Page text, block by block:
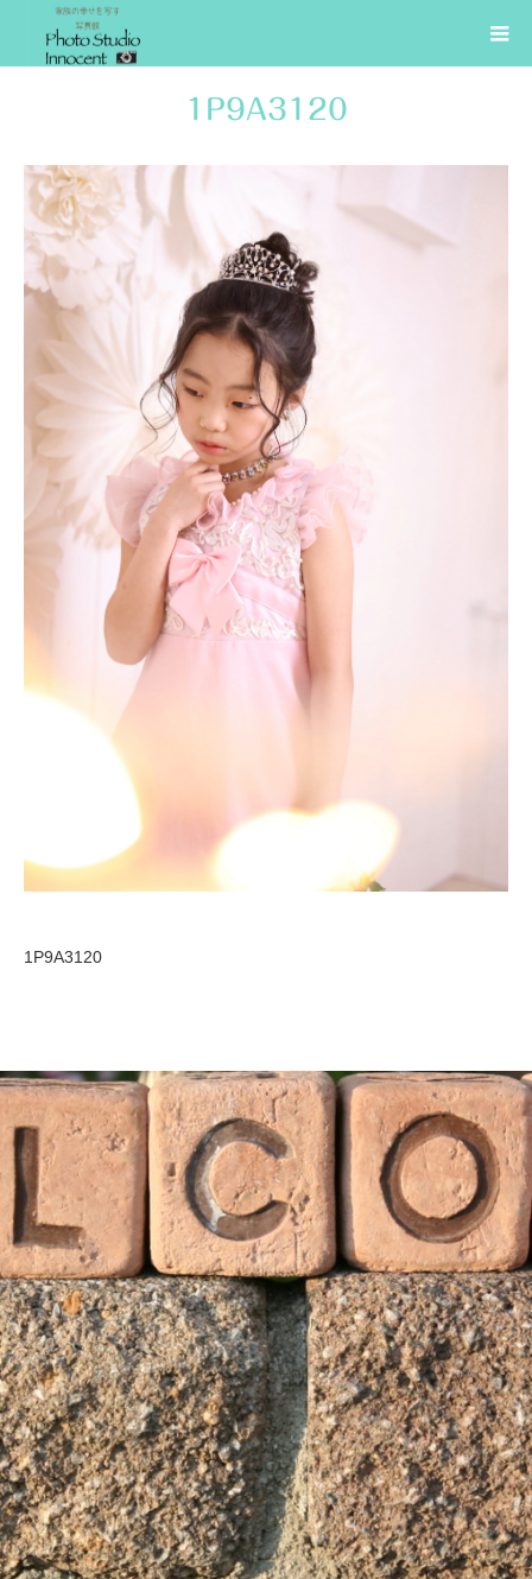
1P9A3120
1P9A3120